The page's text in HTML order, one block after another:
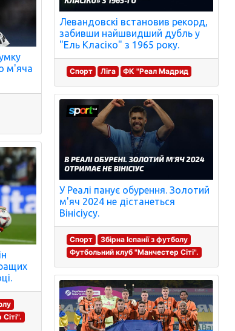
м'яча
Левандовскі встановив рекорд,
забивши найшвидший дубль у
"Ель Класіко" з 1965 року.
Спорт Ліга ФК "Реал Мадрид
У Реалі панує обурення. Золотий
м'яч 2024 не дістанеться
Вінісіусу.
Спорт
Збірна Іспанії з футболу
Футбольний клуб "Манчестер Сіті".